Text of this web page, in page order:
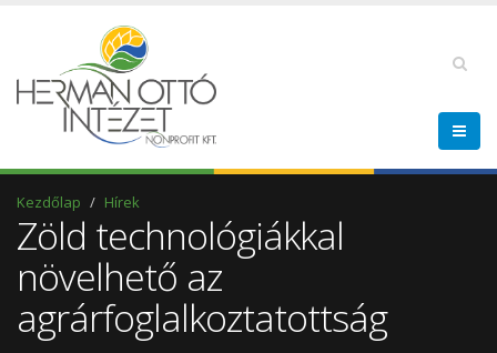
Kezdőlap Hírek
Zöld technológiákkal
növelhető az
agrárfoglalkoztatottság